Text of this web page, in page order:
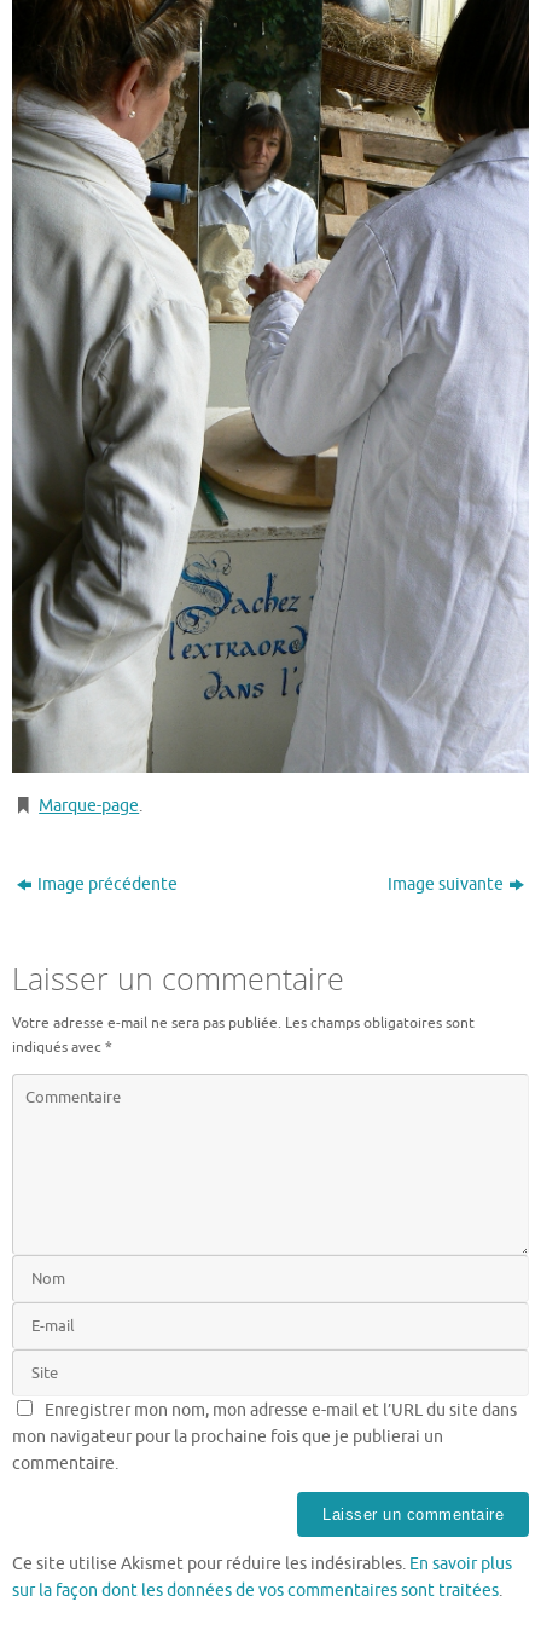
Marque-page.
Image précédente Image suivante
Laisser un commentaire
Votre adresse e-mail ne sera pas publiée. Les champs obligatoires sont
indiqués avec*
Enregistrer mon nom, mon adresse e-mail et l’URL du site dans
mon navigateur pour la prochaine fois que je publierai un
commentaire.
Ce site utilise Akismet pour réduire les indésirables. En savoir plus
sur la façon dont les données de vos commentaires sont traitées.